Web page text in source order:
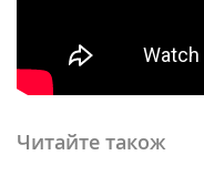
Читайте також